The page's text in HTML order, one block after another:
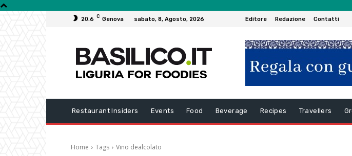
20.6 C Genova sabato, 8, Agosto, 2026 Editore Redazione Contatti
Restaurant Insiders Events Food Beverage Recipes Travellers
Home Tags Vino dealcolato